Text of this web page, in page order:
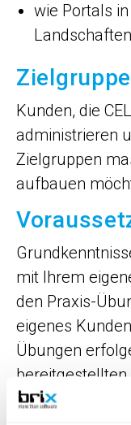
wie Portals
Zielgruppe
Kunden, die
administrieren
Zielgruppen
aufbauen
mit Ihrem
den Praxis-
eigenes
Übungen
bereitgestellten
Kosten